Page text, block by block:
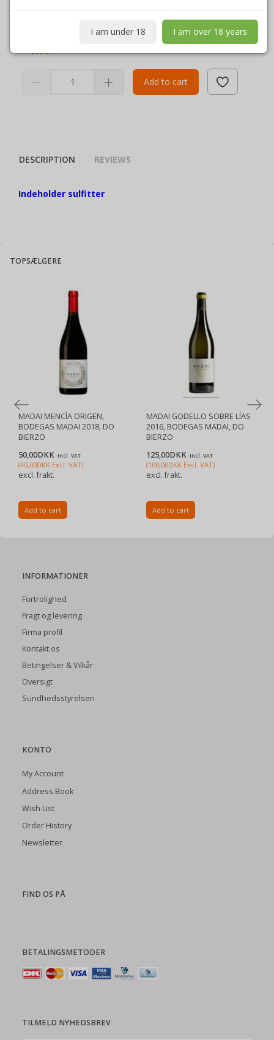
Add to cart
DESCRIPTION REVIEWS
Indeholder sulfitter
TOPSÆLGERE
MADAI MENCÍA ORIGEN,
BODEGAS MADAI 2018, DO
BIERZO
50,00DKK Incl. VAT
(40,00DKK Excl. VAT)
excl. frakt.
Add to cart
MADAI GODELLO SOBRE LÍAS
2016, BODEGAS MADAI, DO
BIERZO
125,00DKK Incl. VAT
(100,00DKK Excl. VAT)
excl. frakt.
Add to cart
INFORMATIONER
Fortrolighed
Fragt og levering
Firma profil
Kontakt os
Betingelser & Vilkår
Oversigt
Sundhedsstyrelsen
KONTO
My Account
Address Book
Wish List
Order History
Newsletter
FIND OS PÅ
BETALINGSMETODER
TILMELD NYHEDSBREV
I am under 18 I am over 18 years